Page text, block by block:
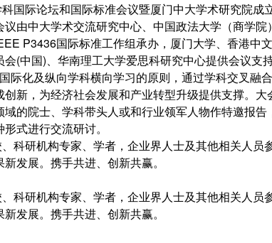
际论坛和国际标准会议暨厦门中大学术研究院成
由中大学术交流研究中心、中国政法大学（商学
P3436国际标准工作组承办，厦门大学、香港中
(中国)、华南理工大学爱思科研究中心提供会议支
化及纵向学科横向学习的原则，通过学科交叉融
新，为经济社会发展和产业转型升级提供支撑。
的院士、学科带头人或和行业领军人物作特邀报
式进行交流研讨。
研机构专家、学者，企业界人士及其他相关人员
发展。携手共进、创新共赢。
研机构专家、学者，企业界人士及其他相关人员
发展。携手共进、创新共赢。